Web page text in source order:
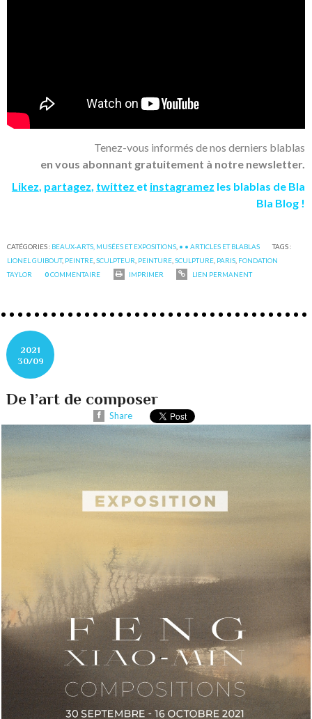
Tenez-vous informés de nos derniers blablas
en vous abonnant gratuitement à notre newsletter.
Likez partagez twittez et instagramez les blablas de Bla
Bla Blog !
CATÉGORIES : BEAUX-ARTS, MUSÉES ET EXPOSITIONS • • ARTICLES ET BLABLAS
TAGS :
LIONEL GUIBOUT, PEINTRE ,SCULPTEUR PEINTURE ,SCULPTURE PARIS FONDATION
TAYLOR
0COMMENTAIRE IMPRIMER LIEN PERMANENT
2021
30/09
De l’art de composer
Share